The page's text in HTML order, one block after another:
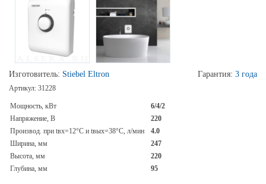
Изготовитель: Stiebel Eltron Гарантия: 3 года
Артикул: 31228
Мощность, кВт
6/4/2
Напряжение, В
220
Производ. при tвх=12°С и tвых=38°C, л/мин
4.0
Ширина, мм
247
Высота, мм
220
Глубина, мм
95